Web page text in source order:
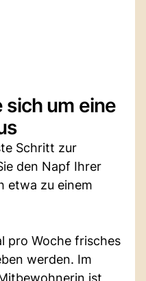
sich um eine
Schritt zur
den Napf Ihrer
etwa zu einem
pro Woche frisches
werden. Im
ist